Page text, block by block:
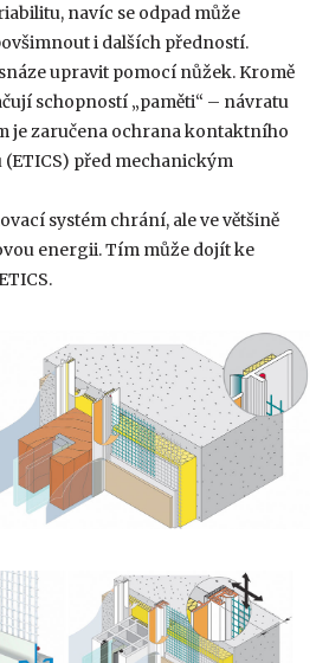
navíc se odpad může
i dalších předností.
upravit pomocí nůžek. Kromě
schopností „paměti“ – návratu
je zaručena ochrana kontaktního
před mechanickým
systém chrání, ale ve většině
energii. Tím může dojít ke